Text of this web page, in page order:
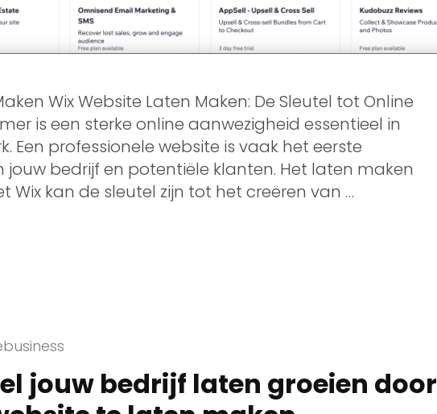
Wix Website Laten Maken: De Sleutel tot Online
is een sterke online aanwezigheid essentieel in
Een professionele website is vaak het eerste
bedrijf en potentiële klanten. Het laten maken
Wix kan de sleutel zijn tot het creëren van …
jouw bedrijf laten groeien door